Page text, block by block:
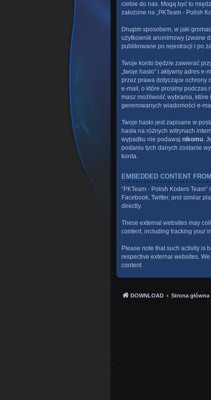
ciebie do nas. Mogą być to
założone na „PKTeam - Polish
Drugim sposobem, w jaki
użytkownik anonimowy (zwane
publikowane po rejestracji i po
Twoje konto będzie zawierać
„twoje hasło” i aktywny adres
przez prawa dotyczące ochrony
e-mail, o które prosimy podczas
masz możliwość wybrania,
generowanych wiadomości e-
Twoje hasło jest zapisane w
hasła na różnych witrynach
wypadku nie podawaj nikomu.
podaniu tych danych zostanie
konta.
EMBEDDED CONTENT
“PKTeam - Polish Koders
Facebook, Twitter, and similar
directly.
These external websites may
content, including tracking your
Please note that such activity is
respective external websites.
content.
DOWNLOAD Strona główna